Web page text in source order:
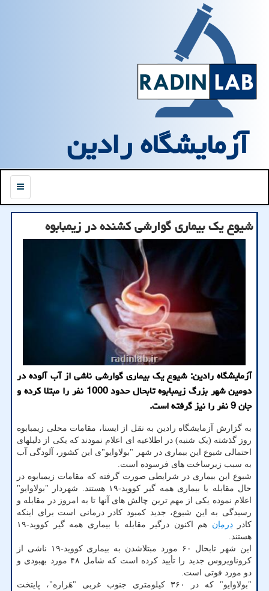
آزمایشگاه رادین
منو
شیوع یك بیماری گوارشی كشنده در زیمبابوه
آزمایشگاه رادین: شیوع یك بیماری گوارشی ناشی از آب آلوده در
دومین شهر بزرگ زیمبابوه تابحال حدود 1000 نفر را مبتلا كرده و
جان 9 نفر را نیز گرفته است.
به گزارش آزمایشگاه رادین به نقل از ایسنا، مقامات محلی زیمبابوه
روز گذشته (یک شنبه) در اطلاعیه ای اعلام نمودند که یکی از دلیلهای
احتمالی شیوع این بیماری در شهر "بولاوایو"ی این کشور، آلودگی آب
به سبب زیرساخت های فرسوده است.
شیوع این بیماری در شرایطی صورت گرفته که مقامات زیمبابوه در
حال مقابله با بیماری همه گیر کووید-۱۹ هستند. شهردار "بولاوایو"
اعلام نموده یکی از مهم ترین چالش های آنها تا به امروز در مقابله و
رسیدگی به این شیوع، جدید کمبود کادر درمانی است برای اینکه
کادردرمان
هم اکنون درگیر مقابله با بیماری همه گیر کووید-۱۹
هستند.
این شهر تابحال ۶۰ مورد مبتلاشدن به بیماری کووید-۱۹ ناشی از
کروناویروس جدید را تأیید کرده است که شامل ۴۸ مورد بهبودی و
دو مورد فوتی است.
"بولاوایو" که در ۳۶۰ کیلومتری جنوب غربی "هَراره"، پایتخت